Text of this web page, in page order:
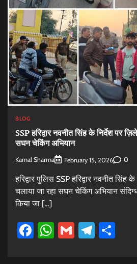
BLOG
SSP हरिद्वार नवनीत सिंह के निर्देश पर
सघन चेकिंग अभियान
Kamal Sharma February 15, 2026 0
हरिद्वार पुलिस SSP हरिद्वार नवनीत सिंह
चलाया जा रहा सघन चेकिंग अभियान
किया जा […]
Facebook
WhatsApp
Gmail